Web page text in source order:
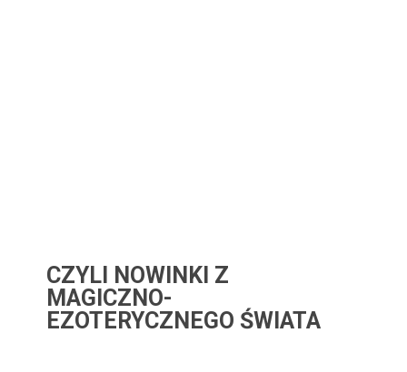
CZYLI NOWINKI Z
MAGICZNO-
EZOTERYCZNEGO ŚWIATA